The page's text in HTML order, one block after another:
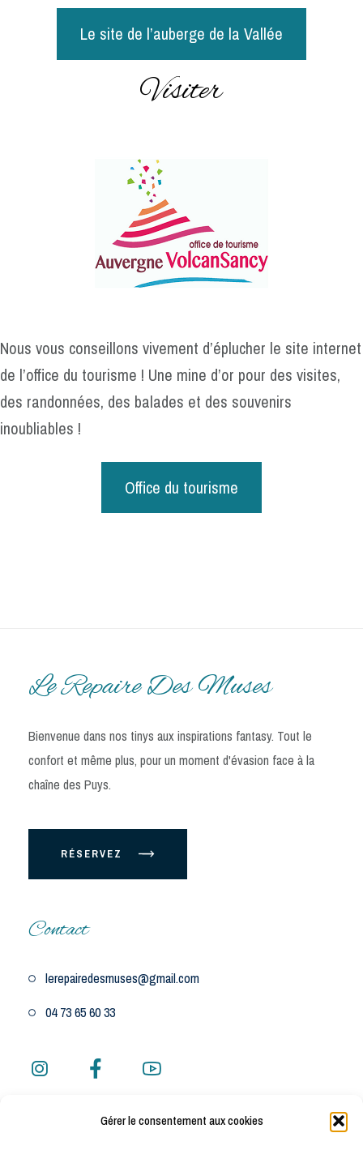
Gérer le consentement aux cookies
Le site de l’auberge de la Vallée
Visiter
Nous vous conseillons vivement d’éplucher le site internet
de l’office du tourisme ! Une mine d’or pour des visites,
des randonnées, des balades et des souvenirs
inoubliables !
Office du tourisme
Le Repaire Des Muses
Bienvenue dans nos tinys aux inspirations fantasy. Tout le
confort et même plus, pour un moment d'évasion face à la
chaîne des Puys.
RÉSERVEZ
Contact
lerepairedesmuses@gmail.com
04 73 65 60 33